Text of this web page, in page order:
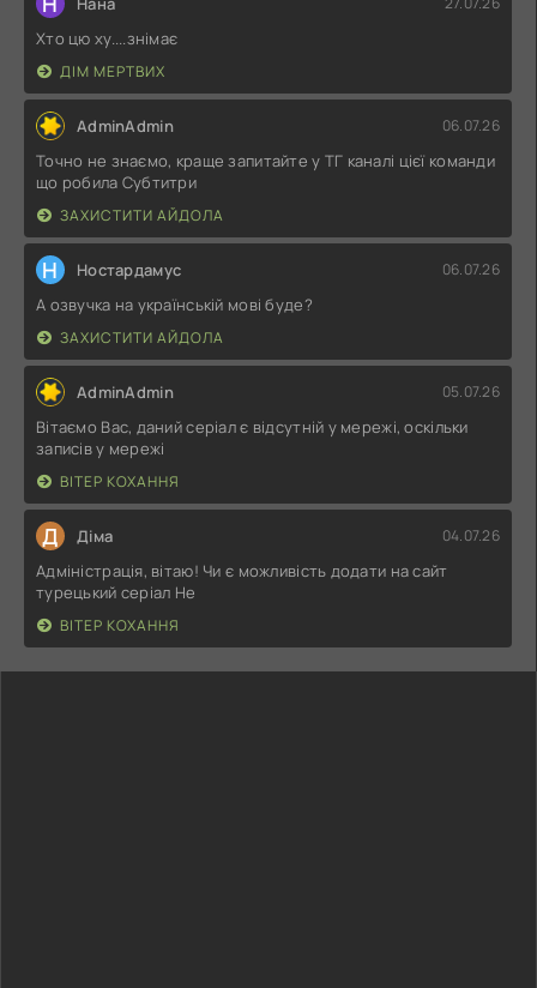
Хто цю ху....знімає
ДІМ МЕРТВИХ
AdminAdmin 06.07.26
Точно не знаємо, краще запитайте у ТГ каналі цієї команди
що робила Субтитри
ЗАХИСТИТИ АЙДОЛА
Н Ностардамус 06.07.26
А озвучка на українській мові буде?
ЗАХИСТИТИ АЙДОЛА
AdminAdmin 05.07.26
Вітаємо Вас, даний серіал є відсутній у мережі, оскільки
записів у мережі
ВІТЕР КОХАННЯ
Д Діма 04.07.26
Адміністрація, вітаю! Чи є можливість додати на сайт
турецький серіал Не
ВІТЕР КОХАННЯ